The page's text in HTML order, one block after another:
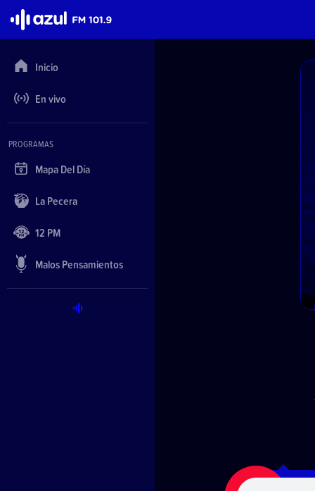
Azul FM 101.9
Inicio
En vivo
PROGRAMAS
Mapa Del Día
La Pecera
12 PM
Malos Pensamientos